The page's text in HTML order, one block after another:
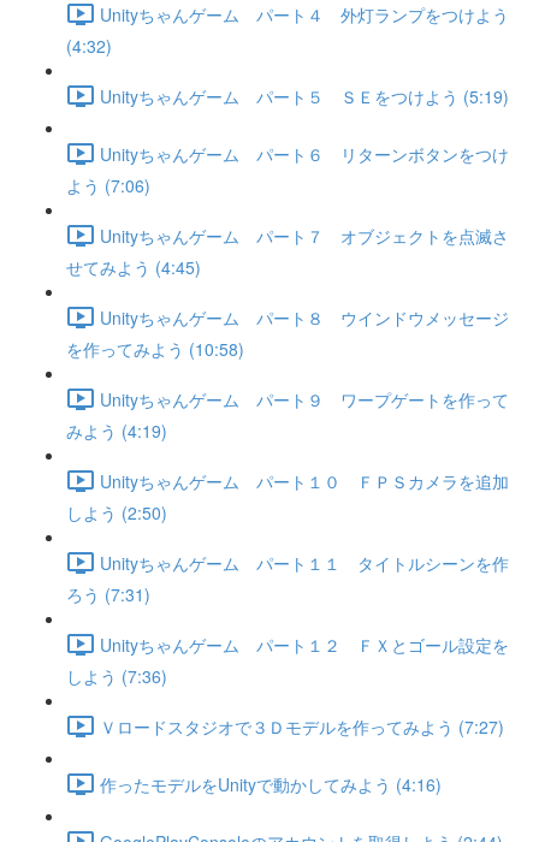
Unityちゃんゲーム パート４ 外灯ランプをつけよう
(4:32)
Unityちゃんゲーム パート５ ＳＥをつけよう (5:19)
Unityちゃんゲーム パート６ リターンボタンをつけ
よう (7:06)
Unityちゃんゲーム パート７ オブジェクトを点滅さ
せてみよう (4:45)
Unityちゃんゲーム パート８ ウインドウメッセージ
を作ってみよう (10:58)
Unityちゃんゲーム パート９ ワープゲートを作って
みよう (4:19)
Unityちゃんゲーム パート１０ ＦＰＳカメラを追加
しよう (2:50)
Unityちゃんゲーム パート１１ タイトルシーンを作
ろう (7:31)
Unityちゃんゲーム パート１２ ＦＸとゴール設定を
しよう (7:36)
Ｖロードスタジオで３Ｄモデルを作ってみよう (7:27)
作ったモデルをUnityで動かしてみよう (4:16)